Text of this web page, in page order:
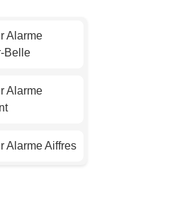
Alarme
Belle
Alarme
Alarme Aiffres